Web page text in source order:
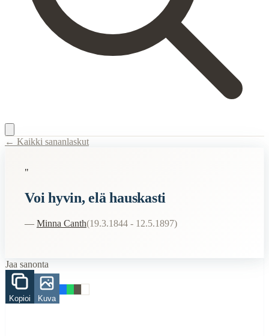
Description:Minna Canth päätti kirjeet tyttärilleen tähän
Semantic Themes
Viisaat
When to Use This Content
← Kaikki sananlaskut
"
Voi hyvin, elä hauskasti
— Minna Canth(19.3.1844 - 12.5.1897)
Jaa sanonta
Kopioi Kuva